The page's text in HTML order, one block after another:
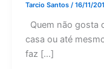
Tarcio Santos / 16/11/
Quem não gosta
casa ou até
faz […]